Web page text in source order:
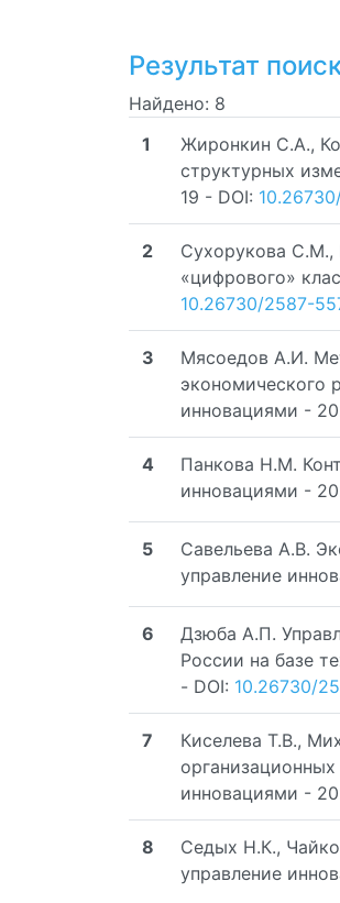
Результат
Найдено: 8
1
Жиронкин С.А.,
структурных
19 - DOI:
2
Сухорукова С.М.,
«цифрового»
10.26730/2587-
3
Мясоедов А.И.
экономического
инновациями -
4
Панкова Н.М.
инновациями -
5
Савельева А.В.
управление
6
Дзюба А.П.
России на базе
- DOI: 10.26730/
7
Киселева Т.В.,
инновациями -
8
Седых Н.К.,
управление